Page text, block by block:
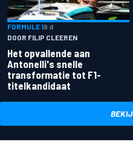
FORMULE 19 d
DOOR FILIP CLEEREN
Het opvallende aan
Antonelli's snelle
transformatie tot F1-
titelkandidaat